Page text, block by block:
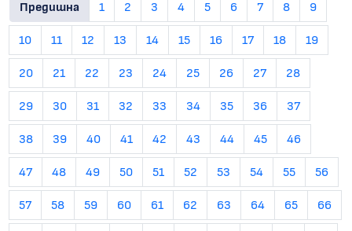
Предишна 1 2 3 4 5 6 7 8 9
10 11 12 13 14 15 16 17 18 19
20 21 22 23 24 25 26 27 28
29 30 31 32 33 34 35 36 37
38 39 40 41 42 43 44 45 46
47 48 49 50 51 52 53 54 55 56
57 58 59 60 61 62 63 64 65 66